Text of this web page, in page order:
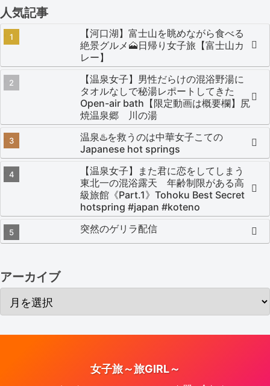
人気記事
【河口湖】富士山を眺めながら食べる
絶景グルメ🗻日帰り女子旅【富士山カ
レー】
【温泉女子】男性だらけの混浴野湯に
タオルなしで秘湯レポートしてきた
Open-air bath【限定動画は概要欄】尻
焼温泉郷 川の湯
温泉♨️を救うのは中華女子こての
Japanese hot springs
【温泉女子】また君に恋をしてしまう
東北一の混浴露天 年齢制限がある高
級旅館《Part.1》Tohoku Best Secret
hotspring #japan #koteno
突然のゲリラ配信
アーカイブ
女子旅～旅GIRL～